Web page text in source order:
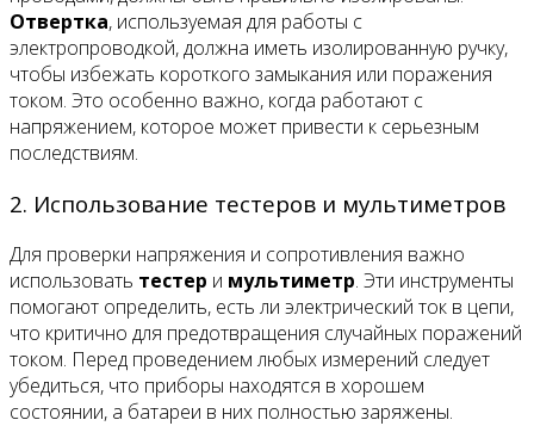
Отвертка, используемая для работы с
электропроводкой, должна иметь изолированную ручку,
чтобы избежать короткого замыкания или поражения
током. Это особенно важно, когда работают с
напряжением, которое может привести к серьезным
последствиям.
2. Использование тестеров и мультиметров
Для проверки напряжения и сопротивления важно
использовать тестер и мультиметр. Эти инструменты
помогают определить, есть ли электрический ток в цепи,
что критично для предотвращения случайных поражений
током. Перед проведением любых измерений следует
убедиться, что приборы находятся в хорошем
состоянии, а батареи в них полностью заряжены.